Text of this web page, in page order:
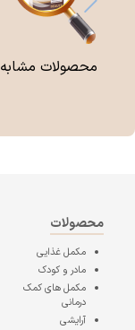
محصولات مشابه
محصولات
مکمل غذایی
مادر و کودک
مکمل های کمک
درمانی
آرایشی